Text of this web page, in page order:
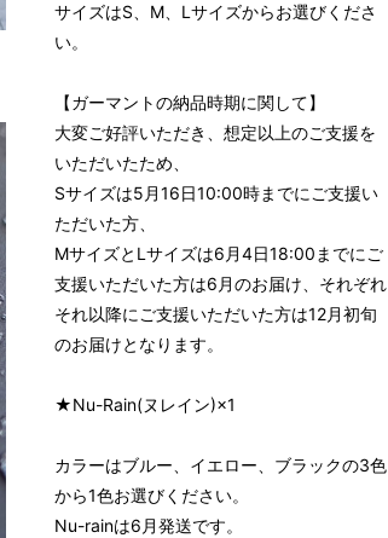
サイズはS、M、Lサイズからお選びくださ
い。
【ガーマントの納品時期に関して】
大変ご好評いただき、想定以上のご支援を
いただいたため、
Sサイズは5月16日10:00時までにご支援い
ただいた方、
MサイズとLサイズは6月4日18:00までにご
支援いただいた方は6月のお届け、それぞれ
それ以降にご支援いただいた方は12月初旬
のお届けとなります。
★Nu-Rain(ヌレイン)×1
カラーはブルー、イエロー、ブラックの3色
から1色お選びください。
Nu-rainは6月発送です。